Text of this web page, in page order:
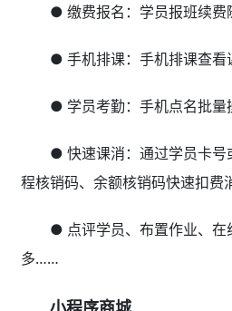
● 缴费报名：学员报班续费
● 手机排课：手机排课查看
● 学员考勤：手机点名批量
● 快速课消：通过学员卡号
程核销码、余额核销码快速扣费
● 点评学员、布置作业、在
多……